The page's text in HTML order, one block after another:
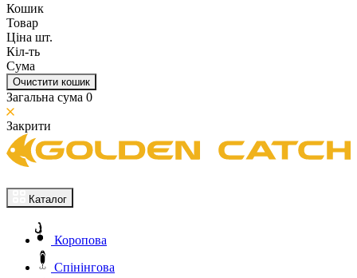
Кошик
Товар
Ціна шт.
Кіл-ть
Сума
Очистити кошик
Загальна сума 0
Закрити
Каталог
Коропова
Спінінгова